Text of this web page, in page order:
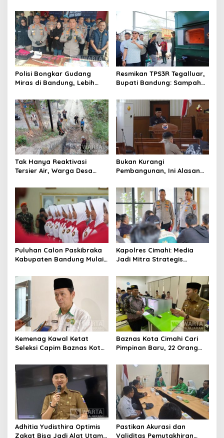
Besar Kabupaten Bandung
Pelaku
Polisi Bongkar Gudang
Miras di Bandung, Lebih
Resmikan TPS3R Tegalluar,
Bupati Bandung: Sampah
Pemerintah
Tak Hanya Reaktivasi
Tersier Air, Warga Desa
Alternatif di Padalarang
Bukan Kurangi
Pembangunan, Ini Alasan
Pengurangan Belanja
Daerah
Puluhan Calon Paskibraka
Kabupaten Bandung Mulai
Kapolres Cimahi: Media
Jadi Mitra Strategis
Publik
Kemenag Kawal Ketat
Seleksi Capim Baznas Kota
Komisioner Baznas
Berintegritas
Baznas Kota Cimahi Cari
Pimpinan Baru, 22 Orang
Adhitia Yudisthira Optimis
Zakat Bisa Jadi Alat Utama
Pastikan Akurasi dan
Validitas Pemutakhiran